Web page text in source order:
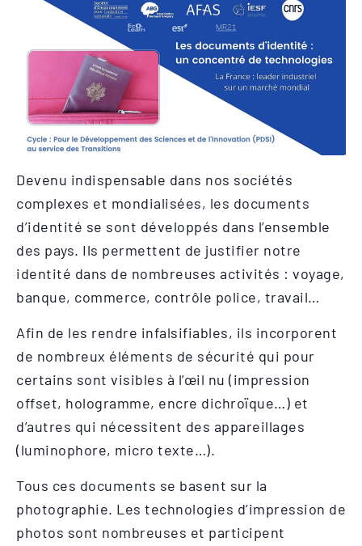
Devenu indispensable dans nos sociétés
complexes et mondialisées, les documents
d’identité se sont développés dans l’ensemble
des pays. Ils permettent de justifier notre
identité dans de nombreuses activités : voyage,
banque, commerce, contrôle police, travail…
Afin de les rendre infalsifiables, ils incorporent
de nombreux éléments de sécurité qui pour
certains sont visibles à l’œil nu (impression
offset, hologramme, encre dichroïque…) et
d’autres qui nécessitent des appareillages
(luminophore, micro texte…).
Tous ces documents se basent sur la
photographie. Les technologies d’impression de
photos sont nombreuses et participent